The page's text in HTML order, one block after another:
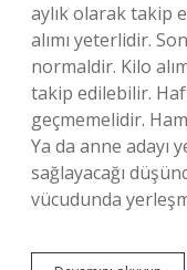
aylık olarak takip
alımı yeterlidir.
normaldir. Kilo
takip edilebilir.
geçmemelidir.
Ya da anne adayı
sağlayacağı
vücudunda